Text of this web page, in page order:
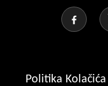
Politika Kolačića